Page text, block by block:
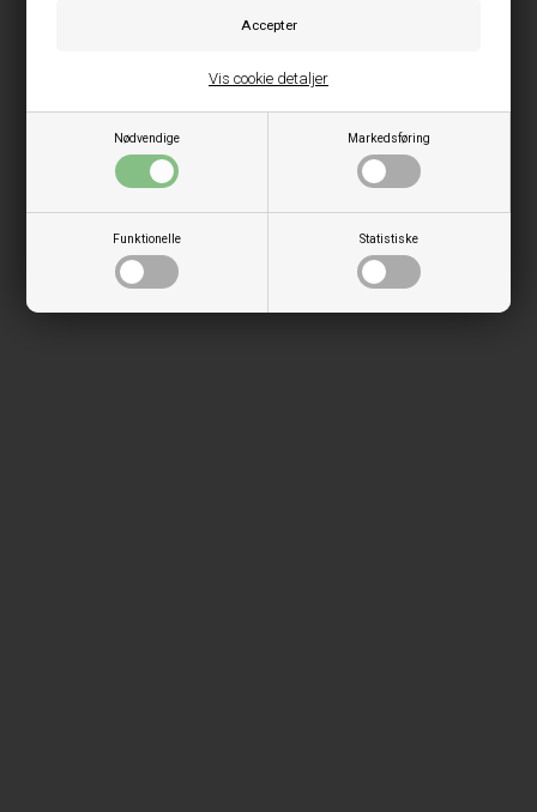
Nødvendige Markedsføring
Funktionelle Statistiske
Vis cookie detaljer